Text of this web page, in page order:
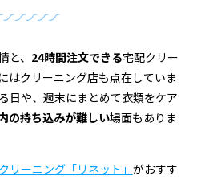
、 24時間注文できる宅配クリー
はクリーニング店も点在していま
日や、週末にまとめて衣類をケア
の持ち込みが難しい場面もありま
リーニング「リネット」 がおすす